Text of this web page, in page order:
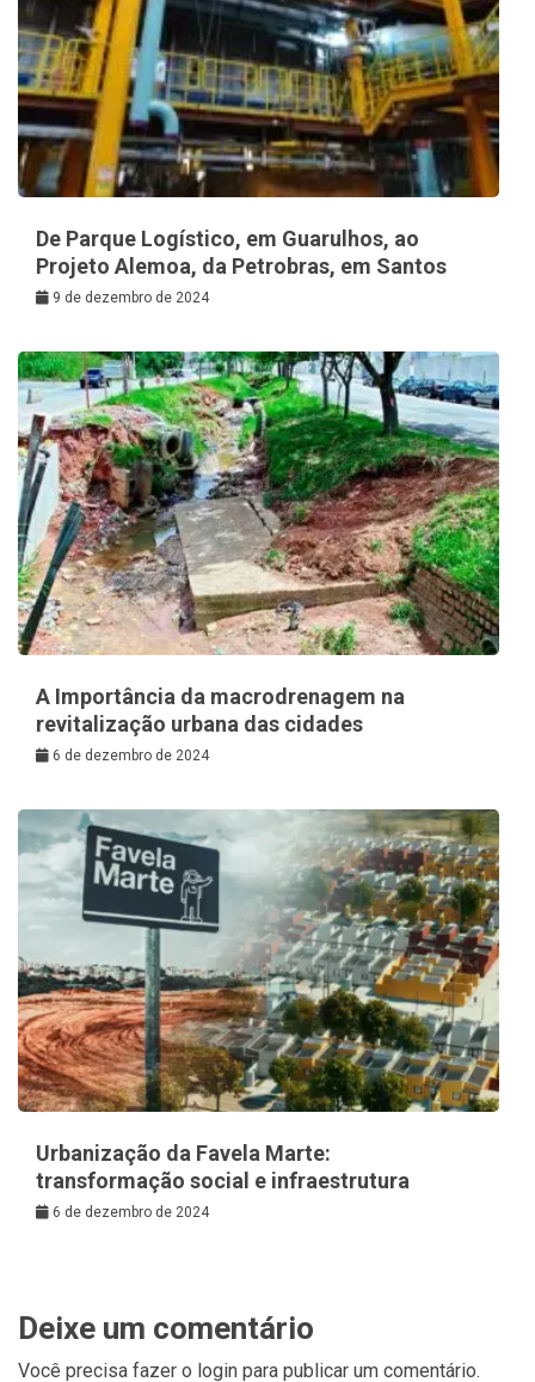
De Parque Logístico, em Guarulhos, ao
Projeto Alemoa, da Petrobras, em Santos
9 de dezembro de 2024
A Importância da macrodrenagem na
revitalização urbana das cidades
6 de dezembro de 2024
Urbanização da Favela Marte:
transformação social e infraestrutura
6 de dezembro de 2024
Deixe um comentário
Você precisa fazer o login para publicar um comentário.